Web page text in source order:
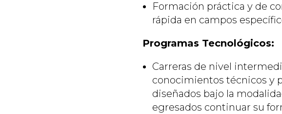
Formación práctica y de
rápida en campos
Programas Tecnológicos:
Carreras de nivel
conocimientos técnicos y
diseñados bajo la
egresados continuar su